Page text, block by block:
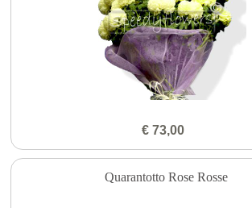
€ 73,00
Quarantotto Rose Rosse